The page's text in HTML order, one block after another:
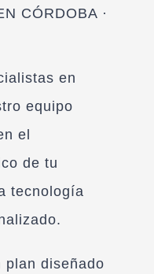
CÓRDOBA ·
en
equipo
el
de tu
tecnología
plan diseñado